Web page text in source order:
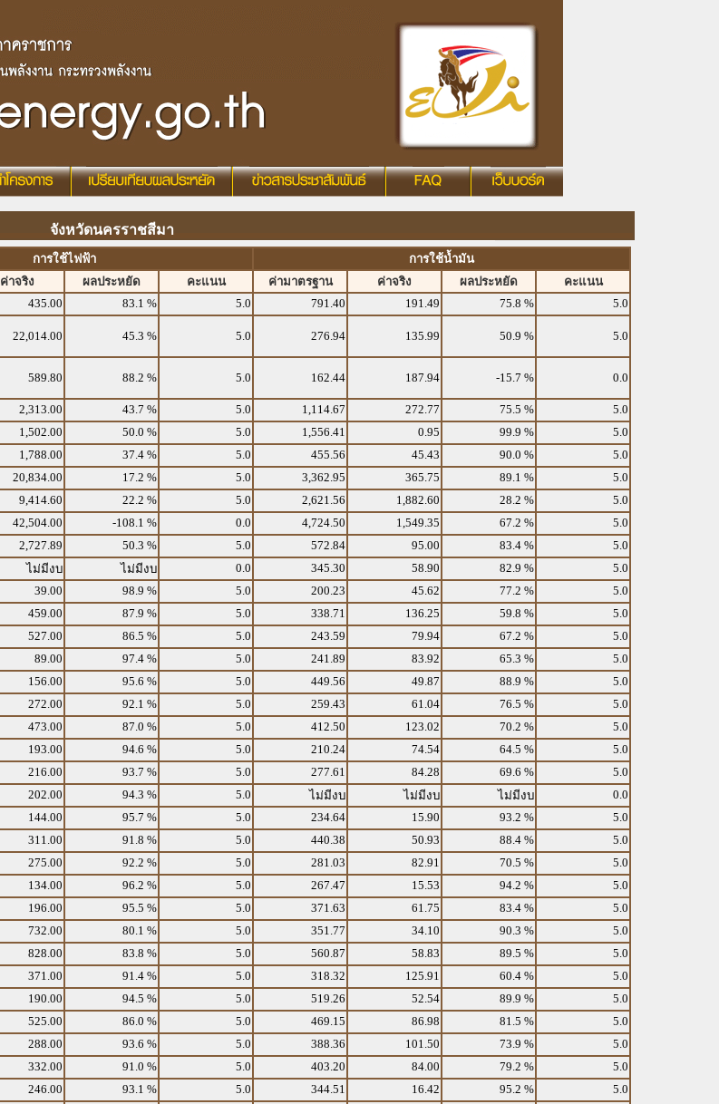
จังหวัดนครราชสีมา
การใช้ไฟฟ้า
การใช้น้ำมัน
ค่าจริง ผลประหยัด คะแนน ค่ามาตรฐาน ค่าจริง ผลประหยัด
คะแนน
435.00 83.1 % 5.0 791.40 191.49 75.8 %
5.0
22,014.00 45.3 % 5.0 276.94 135.99 50.9 % 5.0
589.80 88.2 % 5.0 162.44 187.94 -15.7 % 0.0
2,313.00 43.7 % 5.0 1,114.67 272.77 75.5 %
5.0
1,502.00 50.0 % 5.0 1,556.41 0.95 99.9 %
5.0
1,788.00 37.4 % 5.0 455.56 45.43 90.0 %
5.0
20,834.00 17.2 % 5.0 3,362.95 365.75 89.1 %
5.0
9,414.60 22.2 % 5.0 2,621.56 1,882.60 28.2 %
5.0
42,504.00 -108.1 % 0.0 4,724.50 1,549.35 67.2 %
5.0
2,727.89 50.3 % 5.0 572.84 95.00 83.4 %
5.0
ไม่มีงบ ไม่มีงบ 0.0 345.30 58.90 82.9 %
5.0
39.00 98.9 % 5.0 200.23 45.62 77.2 %
5.0
459.00 87.9 % 5.0 338.71 136.25 59.8 %
5.0
527.00 86.5 % 5.0 243.59 79.94 67.2 %
5.0
89.00 97.4 % 5.0 241.89 83.92 65.3 %
5.0
156.00 95.6 % 5.0 449.56 49.87 88.9 %
5.0
272.00 92.1 % 5.0 259.43 61.04 76.5 %
5.0
473.00 87.0 % 5.0 412.50 123.02 70.2 %
5.0
193.00 94.6 % 5.0 210.24 74.54 64.5 %
5.0
216.00 93.7 % 5.0 277.61 84.28 69.6 %
5.0
202.00 94.3 % 5.0 ไม่มีงบ ไม่มีงบ ไม่มีงบ
0.0
144.00 95.7 % 5.0 234.64 15.90 93.2 %
5.0
311.00 91.8 % 5.0 440.38 50.93 88.4 %
5.0
275.00 92.2 % 5.0 281.03 82.91 70.5 %
5.0
134.00 96.2 % 5.0 267.47 15.53 94.2 %
5.0
196.00 95.5 % 5.0 371.63 61.75 83.4 %
5.0
732.00 80.1 % 5.0 351.77 34.10 90.3 %
5.0
828.00 83.8 % 5.0 560.87 58.83 89.5 %
5.0
371.00 91.4 % 5.0 318.32 125.91 60.4 %
5.0
190.00 94.5 % 5.0 519.26 52.54 89.9 %
5.0
525.00 86.0 % 5.0 469.15 86.98 81.5 %
5.0
288.00 93.6 % 5.0 388.36 101.50 73.9 %
5.0
332.00 91.0 % 5.0 403.20 84.00 79.2 %
5.0
246.00 93.1 % 5.0 344.51 16.42 95.2 %
5.0